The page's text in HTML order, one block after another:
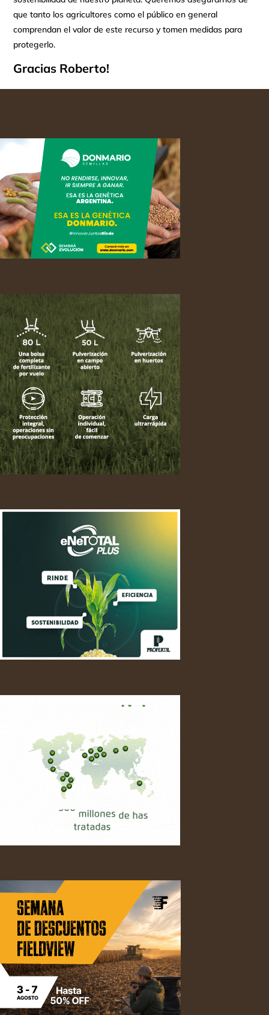
que tanto los agricultores como el público en general
comprendan el valor de este recurso y tomen medidas para
protegerlo.
Gracias Roberto!